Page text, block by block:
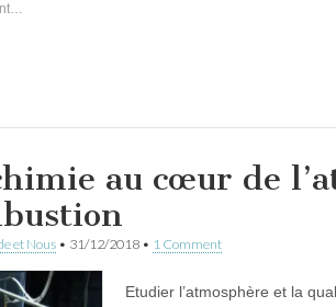
au cœur de
et Nous • 31/12/2018 • 1 Comment
Etudier l’atmosphère et la